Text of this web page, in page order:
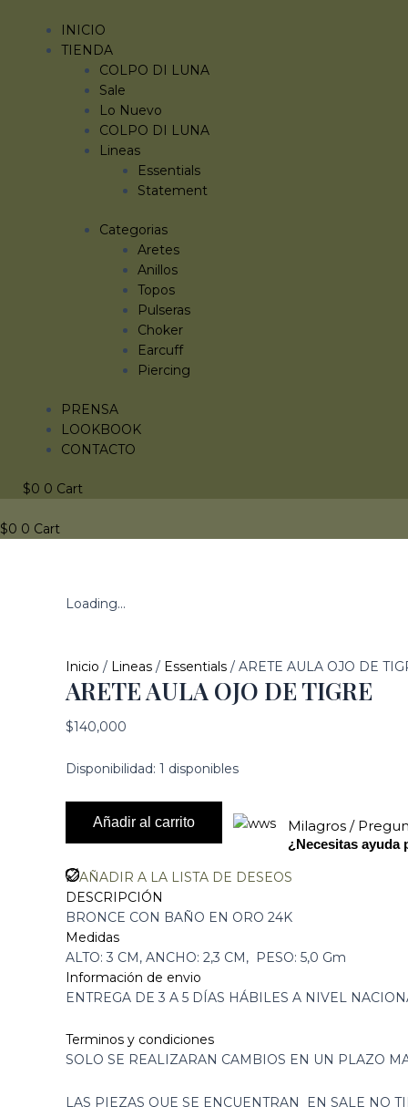
contenido
INICIO
TIENDA
COLPO DI LUNA
Sale
Lo Nuevo
COLPO DI LUNA
Lineas
Essentials
Statement
Categorias
Aretes
Anillos
Topos
Pulseras
Choker
Earcuff
Piercing
PRENSA
LOOKBOOK
CONTACTO
$0 0 Cart
$0 0 Cart
Loading...
Inicio / Lineas / Essentials / ARETE AULA OJO DE
ARETE AULA OJO DE TIGRE
$140,000
Disponibilidad: 1 disponibles
AULA
OJO
TIGRE
cantidad
Añadir al carrito Milagros /
¿Necesitas ayuda
AÑADIR A LA LISTA DE DESEOS
DESCRIPCIÓN
BRONCE CON BAÑO EN ORO 24K
Medidas
ALTO: 3 CM, ANCHO: 2,3 CM, PESO: 5,0 Gm
Información de envio
ENTREGA DE 3 A 5 DÍAS HÁBILES A NIVEL
Terminos y condiciones
SOLO SE REALIZARAN CAMBIOS EN UN PLAZO
LAS PIEZAS QUE SE ENCUENTRAN EN SALE NO